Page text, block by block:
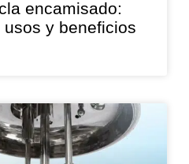
encamisado:
y beneficios